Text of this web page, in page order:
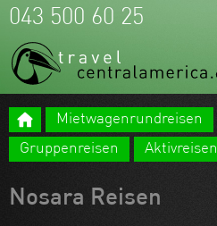
Meine Favoriten
Team
Über uns
043 500 60 25
Mietwagenrundreisen
Gruppenreisen
Aktivreisen
Nosara Reisen